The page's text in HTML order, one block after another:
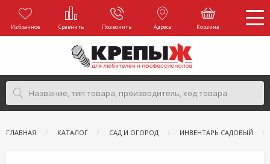
Избранное Сравнить Позвонить Адреса Корзина
ГЛАВНАЯ КАТАЛОГ САД И ОГОРОД ИНВЕНТАРЬ САДОВЫЙ